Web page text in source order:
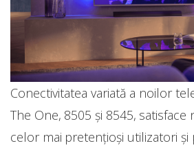
Conectivitatea variată a noilor
The One, 8505 și 8545, satisface
celor mai pretențioși utilizatori și